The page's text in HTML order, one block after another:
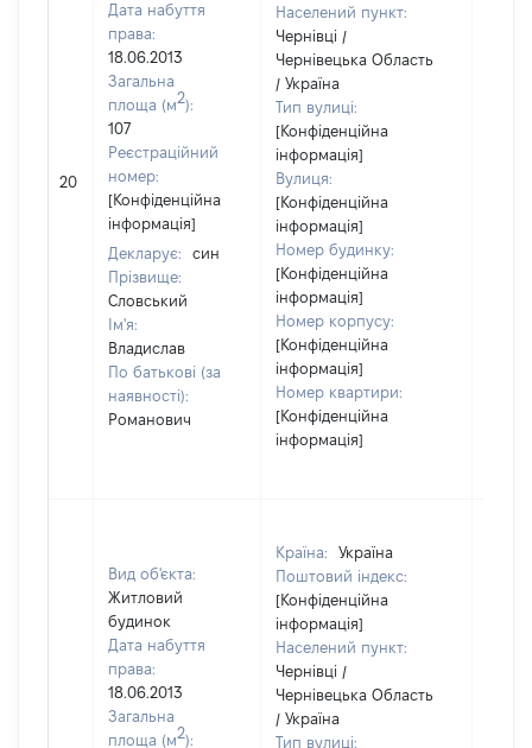
20
Дата набуття
права:
18.06.2013
Загальна
площа (м2):
107
Реєстраційний
номер:
[Конфіденційна
інформація]
Декларує:
син
Прізвище:
Словський
Ім'я:
Владислав
По батькові (за
наявності):
Романович
Населений пункт:
Чернівці /
Чернівецька Область
/ Україна
Тип вулиці:
[Конфіденційна
інформація]
Вулиця:
[Конфіденційна
інформація]
Номер будинку:
[Конфіденційна
інформація]
Номер корпусу:
[Конфіденційна
інформація]
Номер квартири:
[Конфіденційна
інформація]
Вид об'єкта:
Житловий
будинок
Дата набуття
права:
18.06.2013
Загальна
площа (м2):
Країна:
Україна
Поштовий індекс:
[Конфіденційна
інформація]
Населений пункт:
Чернівці /
Чернівецька Область
/ Україна
Тип вулиці: